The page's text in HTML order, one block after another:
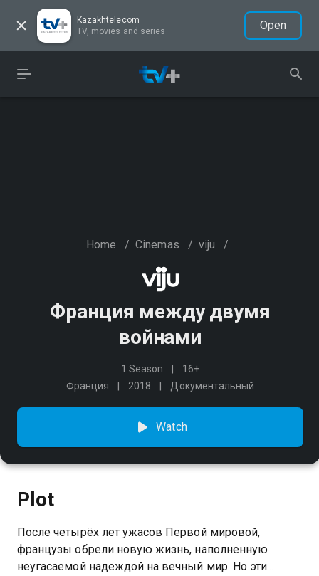
Kazakhtelecom
TV, movies and series
Open
Home / Cinemas / viju /
Франция между двумя
войнами
1 Season
16+
Франция
2018 Документальный
Watch
Plot
После четырёх лет ужасов Первой мировой,
французы обрели новую жизнь, наполненную
неугасаемой надеждой на вечный мир. Но эти